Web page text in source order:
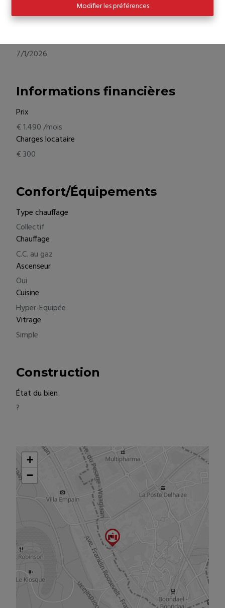
Modifier les préférences
7/1/2026
Informations financières
Prix
€ 1.490 /mois
Charges locataire
€ 300
Confort/Équipements
Type chauffage
Collectif
Chauffage
C.C. au gaz
Ascenseur
Oui
Cuisine
Hyper-Equipée
Vitrage
Simple
Construction
État du bien
?